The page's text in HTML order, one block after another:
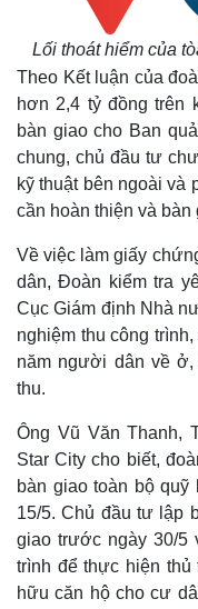
Lối thoát hiểm của
Theo Kết luận của
hơn 2,4 tỷ đồng trên
bàn giao cho Ban
chung, chủ đầu tư
kỹ thuật bên ngoài và
cần hoàn thiện và bàn
Về việc làm giấy
dân, Đoàn kiểm tra
Cục Giám định Nhà
nghiệm thu công
năm người dân về
thu.
Ông Vũ Văn Thanh,
Star City cho biết,
bàn giao toàn bộ
15/5. Chủ đầu tư lập
giao trước ngày 30/5
trình để thực hiện
hữu căn hộ cho cư